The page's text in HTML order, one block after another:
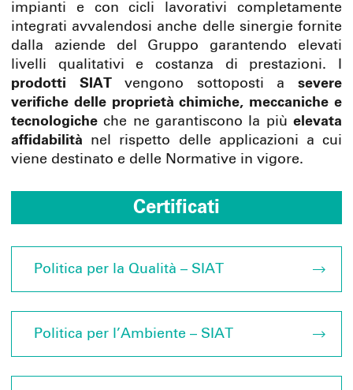
impianti e con cicli lavorativi completamente
integrati avvalendosi anche delle sinergie fornite
dalla aziende del Gruppo garantendo elevati
livelli qualitativi e costanza di prestazioni. I
prodotti SIATvengono sottoposti asevere
verifiche delle proprietà chimiche, meccaniche e
tecnologiche che ne garantiscono la più elevata
affidabilità nel rispetto delle applicazioni a cui
viene destinato e delle Normative in vigore.
Certificati
Politica per la Qualità – SIAT
Politica per l’Ambiente – SIAT